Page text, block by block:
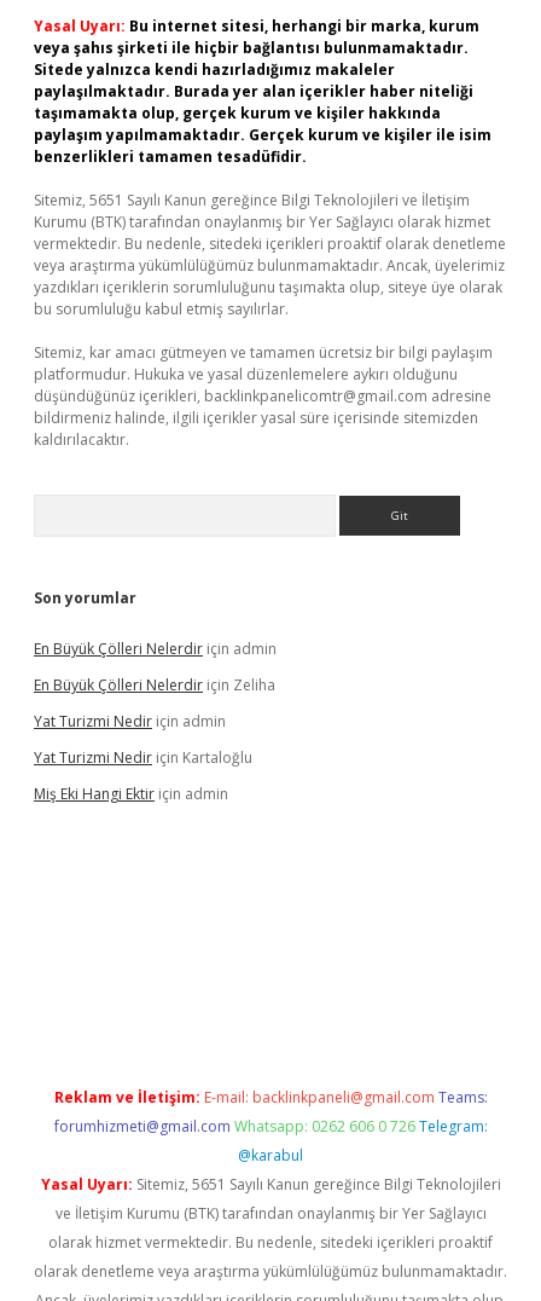
Yasal Uyarı: Bu internet sitesi, herhangi bir marka, kurum
veya şahıs şirketi ile hiçbir bağlantısı bulunmamaktadır.
Sitede yalnızca kendi hazırladığımız makaleler
paylaşılmaktadır. Burada yer alan içerikler haber niteliği
taşımamakta olup, gerçek kurum ve kişiler hakkında
paylaşım yapılmamaktadır. Gerçek kurum ve kişiler ile isim
benzerlikleri tamamen tesadüfidir.
Sitemiz, 5651 Sayılı Kanun gereğince Bilgi Teknolojileri ve İletişim
Kurumu (BTK) tarafından onaylanmış bir Yer Sağlayıcı olarak hizmet
vermektedir. Bu nedenle, sitedeki içerikleri proaktif olarak denetleme
veya araştırma yükümlülüğümüz bulunmamaktadır. Ancak, üyelerimiz
yazdıkları içeriklerin sorumluluğunu taşımakta olup, siteye üye olarak
bu sorumluluğu kabul etmiş sayılırlar.
Sitemiz, kar amacı gütmeyen ve tamamen ücretsiz bir bilgi paylaşım
platformudur. Hukuka ve yasal düzenlemelere aykırı olduğunu
düşündüğünüz içerikleri, backlinkpanelicomtr@gmail.com adresine
bildirmeniz halinde, ilgili içerikler yasal süre içerisinde sitemizden
kaldırılacaktır.
Son yorumlar
En Büyük Çölleri Nelerdir için admin
En Büyük Çölleri Nelerdir için Zeliha
Yat Turizmi Nedir için admin
Yat Turizmi Nedir için Kartaloğlu
Miş Eki Hangi Ektir için admin
Reklam ve İletişim: E-mail: backlinkpaneli@gmail.com Teams:
forumhizmeti@gmail.com Whatsapp: 0262 606 0 726 Telegram:
@karabul
Yasal Uyarı: Sitemiz, 5651 Sayılı Kanun gereğince Bilgi Teknolojileri
ve İletişim Kurumu (BTK) tarafından onaylanmış bir Yer Sağlayıcı
olarak hizmet vermektedir. Bu nedenle, sitedeki içerikleri proaktif
olarak denetleme veya araştırma yükümlülüğümüz bulunmamaktadır.